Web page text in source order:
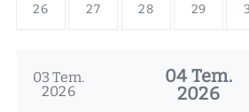
26 27 28 29
03 Tem.
2026
04 Tem.
2026